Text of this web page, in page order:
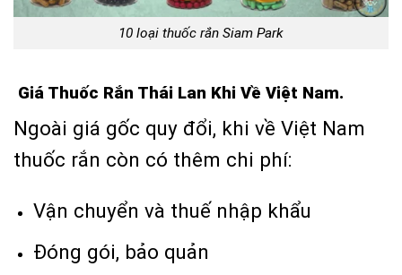
10 loại thuốc rắn Siam Park
Giá Thuốc Rắn Thái Lan Khi Về Việt Nam.
Ngoài giá gốc quy đổi, khi về Việt Nam
thuốc rắn còn có thêm chi phí:
Vận chuyển và thuế nhập khẩu
Đóng gói, bảo quản